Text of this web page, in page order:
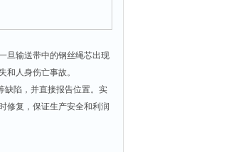
旦输送带中的钢丝绳芯出现
和人身伤亡事故。
缺陷，并直接报告位置。实
修复，保证生产安全和利润